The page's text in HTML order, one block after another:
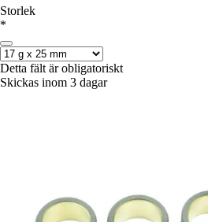
Storlek
*
Detta fält är obligatoriskt
Skickas inom 3 dagar